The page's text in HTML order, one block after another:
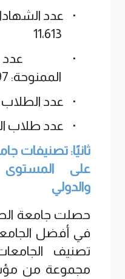
·
عدد
11،613
·
الممنوحة: 97
·
عدد الطلاب
·
عدد طلاب
ثانيًا: تصنيفات
على المستوى
والدولي
في أفضل
تصنيف
مجموعة من